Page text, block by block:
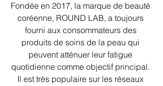
Fondée en 2017, la marque de beauté
coréenne, ROUND LAB, a toujours
fourni aux consommateurs des
produits de soins de la peau qui
peuvent atténuer leur fatigue
quotidienne comme objectif principal.
Il est très populaire sur les réseaux